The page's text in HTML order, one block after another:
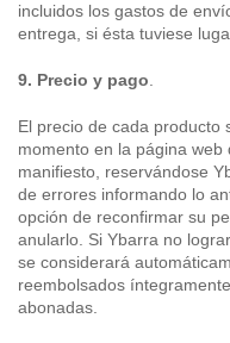
incluidos los gastos de
entrega, si ésta tuviese
9. Precio y pago.
El precio de cada producto
momento en la página
manifiesto, reservándose
de errores informando lo
opción de reconfirmar su
anularlo. Si Ybarra no
se considerará
reembolsados
abonadas.